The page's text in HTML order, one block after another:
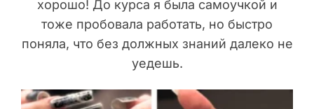
хорошо! До курса я была самоучкой и
тоже пробовала работать, но быстро
поняла, что без должных знаний далеко не
уедешь.